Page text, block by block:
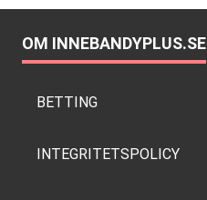
OM INNEBANDYPLUS.SE
BETTING
INTEGRITETSPOLICY